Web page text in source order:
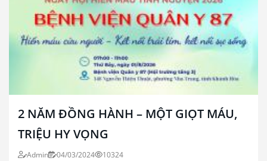
2 NĂM ĐỒNG HÀNH – MỘT GIỌT MÁU,
TRIỆU HY VỌNG
Admin 04/03/2024 10324